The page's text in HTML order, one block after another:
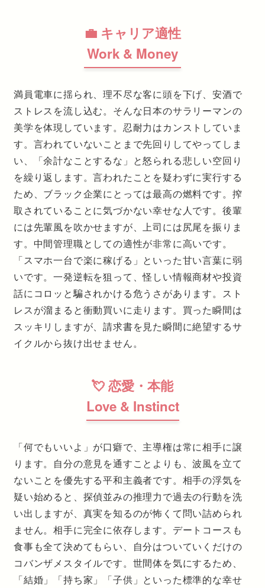
💼 キャリア適性
Work & Money
満員電車に揺られ、理不尽な客に頭を下げ、安酒で
ストレスを流し込む。そんな日本のサラリーマンの
美学を体現しています。忍耐力はカンストしていま
す。言われていないことまで先回りしてやってしま
い、「余計なことするな」と怒られる悲しい空回り
を繰り返します。言われたことを疑わずに実行する
ため、ブラック企業にとっては最高の燃料です。搾
取されていることに気づかない幸せな人です。後輩
には先輩風を吹かせますが、上司には尻尾を振りま
す。中間管理職としての適性が非常に高いです。
「スマホ一台で楽に稼げる」といった甘い言葉に弱
いです。一発逆転を狙って、怪しい情報商材や投資
話にコロッと騙されかける危うさがあります。スト
レスが溜まると衝動買いに走ります。買った瞬間は
スッキリしますが、請求書を見た瞬間に絶望するサ
イクルから抜け出せません。
💘 恋愛・本能
Love & Instinct
「何でもいいよ」が口癖で、主導権は常に相手に譲
ります。自分の意見を通すことよりも、波風を立て
ないことを優先する平和主義者です。相手の浮気を
疑い始めると、探偵並みの推理力で過去の行動を洗
い出しますが、真実を知るのが怖くて問い詰められ
ません。相手に完全に依存します。デートコースも
食事も全て決めてもらい、自分はついていくだけの
コバンザメスタイルです。世間体を気にするため、
「結婚」「持ち家」「子供」といった標準的な幸せ